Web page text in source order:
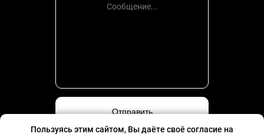
Пользуясь этим сайтом, Вы даёте своё согласие на